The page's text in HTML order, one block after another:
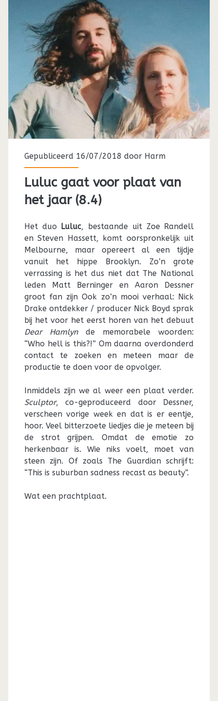
Gepubliceerd 16/07/2018 door Harm
Luluc gaat voor plaat van
het jaar (8.4)
Het duo Luluc, bestaande uit Zoe Randell
en Steven Hassett, komt oorspronkelijk uit
Melbourne, maar opereert al een tijdje
vanuit het hippe Brooklyn. Zo’n grote
verrassing is het dus niet dat The National
leden Matt Berninger en Aaron Dessner
groot fan zijn Ook zo’n mooi verhaal: Nick
Drake ontdekker / producer Nick Boyd sprak
bij het voor het eerst horen van het debuut
Dear Hamlynde memorabele woorden:
“Who hell is this?!” Om daarna overdonderd
contact te zoeken en meteen maar de
productie te doen voor de opvolger.
Inmiddels zijn we al weer een plaat verder.
Sculptor, co-geproduceerd door Dessner,
verscheen vorige week en dat is er eentje,
hoor. Veel bitterzoete liedjes die je meteen bij
de strot grijpen. Omdat de emotie zo
herkenbaar is. Wie niks voelt, moet van
steen zijn. Of zoals The Guardian schrijft:
“This is suburban sadness recast as beauty”.
Wat een prachtplaat.